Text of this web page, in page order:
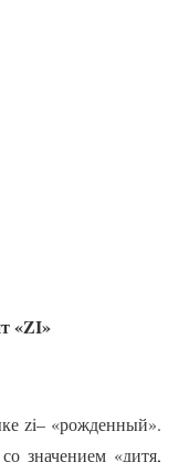
«ZI»
zi– «рожденный».
значением «дитя,